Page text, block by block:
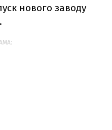
нового заводу